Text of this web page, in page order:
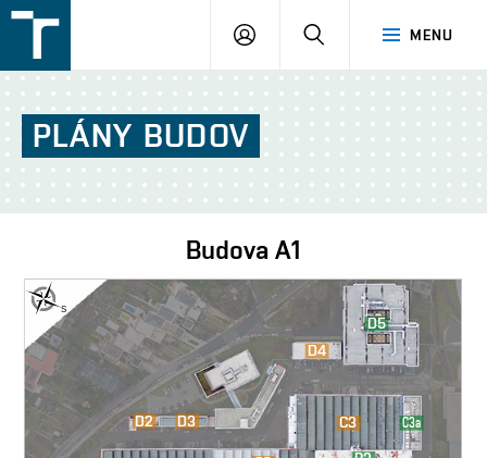
v
Brně
MENU
PŘIHLÁŠENÍ
PLÁNY BUDOV
Budova A1